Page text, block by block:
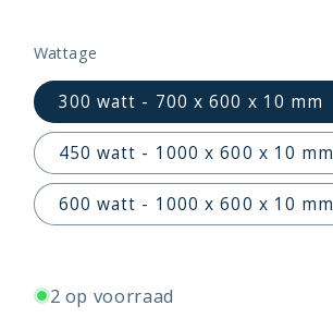
Wattage
300 watt - 700 x 600 x 10 mm
450 watt - 1000 x 600 x 10 mm
600 watt - 1000 x 600 x 10 mm
2 op voorraad